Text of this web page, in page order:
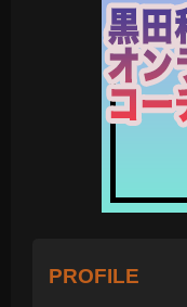
PROFILE